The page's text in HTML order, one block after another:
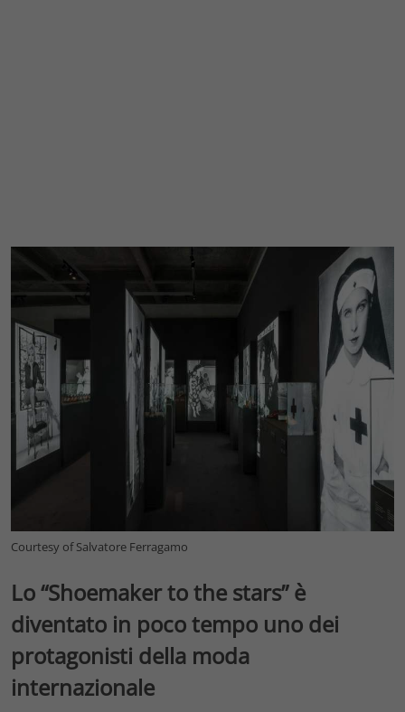
Courtesy of Salvatore Ferragamo
Lo “Shoemaker to the stars” è
diventato in poco tempo uno dei
protagonisti della moda
internazionale